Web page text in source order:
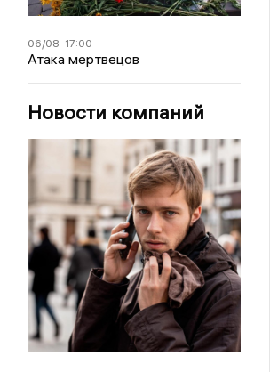
06/08 17:00
Атака мертвецов
Новости компаний